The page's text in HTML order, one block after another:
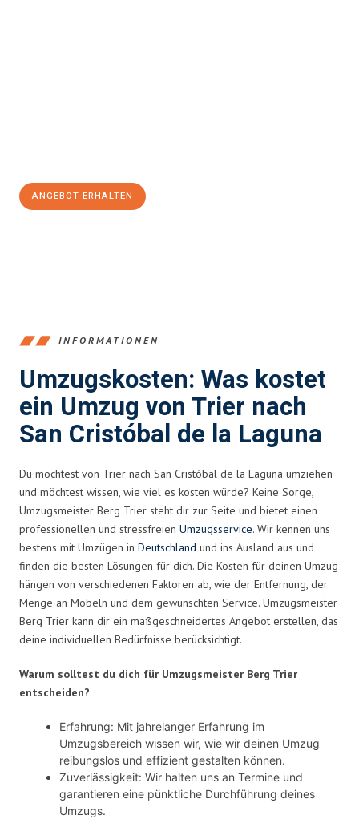
ANGEBOT ERHALTEN
INFORMATIONEN
Umzugskosten: Was kostet
ein Umzug von Trier nach
San Cristóbal de la Laguna
Du möchtest von Trier nach San Cristóbal de la Laguna umziehen
und möchtest wissen, wie viel es kosten würde? Keine Sorge,
Umzugsmeister Berg Trier steht dir zur Seite und bietet einen
professionellen und stressfreien Umzugsservice. Wir kennen uns
bestens mit Umzügen in Deutschland und ins Ausland aus und
finden die besten Lösungen für dich. Die Kosten für deinen Umzug
hängen von verschiedenen Faktoren ab, wie der Entfernung, der
Menge an Möbeln und dem gewünschten Service. Umzugsmeister
Berg Trier kann dir ein maßgeschneidertes Angebot erstellen, das
deine individuellen Bedürfnisse berücksichtigt.
Warum solltest du dich für Umzugsmeister Berg Trier
entscheiden?
Erfahrung: Mit jahrelanger Erfahrung im
Umzugsbereich wissen wir, wie wir deinen Umzug
reibungslos und effizient gestalten können.
Zuverlässigkeit: Wir halten uns an Termine und
garantieren eine pünktliche Durchführung deines
Umzugs.